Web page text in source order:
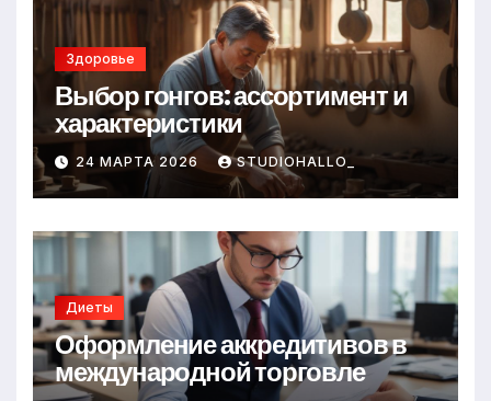
Здоровье
Выбор гонгов: ассортимент и
характеристики
24 МАРТА 2026 STUDIOHALLO_
Диеты
Оформление аккредитивов в
международной торговле